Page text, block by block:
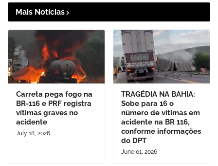
Mais Notícias
Carreta pega fogo na
BR-116 e PRF registra
vítimas graves no
acidente
July 18, 2026
TRAGÉDIA NA BAHIA:
Sobe para 16 o
número de vítimas em
acidente na BR 116,
conforme informações
do DPT
June 01, 2026